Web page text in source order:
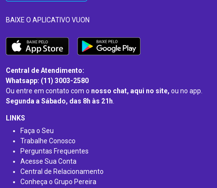
BAIXE O APLICATIVO VUON
Central de Atendimento:
Whatsapp: (11) 3003-2580
Ou entre em contato com o nosso chat, aqui no site, ou no app.
Segunda a Sábado, das 8h às 21h.
LINKS
Faça o Seu
Trabalhe Conosco
Perguntas Frequentes
Acesse Sua Conta
Central de Relacionamento
Conheça o Grupo Pereira